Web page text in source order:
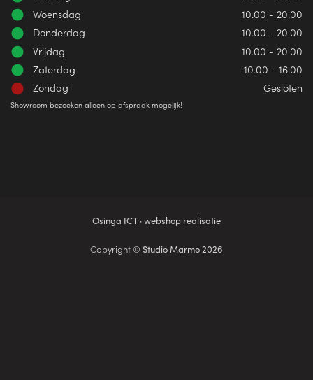
Woensdag
10.00 - 20.00
Donderdag
10.00 - 20.00
Vrijdag
10.00 - 20.00
Zaterdag
10.00 - 16.00
Zondag
Gesloten
Showroom bezoeken alleen op afspraak mogelijk!
Osinga ICT · webshop realisatie
Copyright © Studio Marmo 2026